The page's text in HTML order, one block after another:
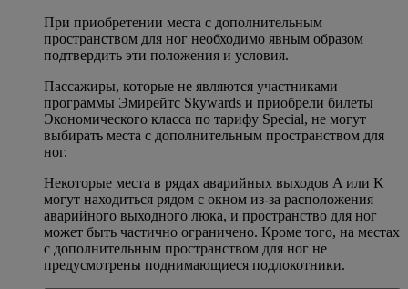
При приобретении места с дополнительным
пространством для ног необходимо явным образом
подтвердить эти положения и условия.
Пассажиры, которые не являются участниками
программы Эмирейтс Skywards и приобрели билеты
Экономического класса по тарифу Special, не могут
выбирать места с дополнительным пространством для
ног.
Некоторые места в рядах аварийных выходов A или K
могут находиться рядом с окном из-за расположения
аварийного выходного люка, и пространство для ног
может быть частично ограничено. Кроме того, на местах
с дополнительным пространством для ног не
предусмотрены поднимающиеся подлокотники.